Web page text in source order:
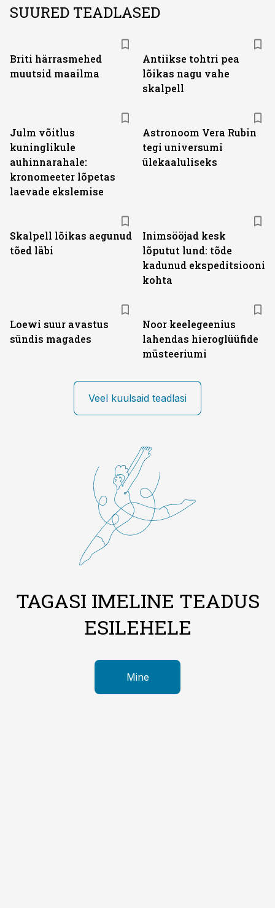
SUURED TEADLASED
Briti härrasmehed
muutsid maailma
Antiikse tohtri pea
lõikas nagu vahe
skalpell
Julm võitlus
kuninglikule
auhinnarahale:
kronomeeter lõpetas
laevade ekslemise
Astronoom Vera Rubin
tegi universumi
ülekaaluliseks
Skalpell lõikas aegunud
tõed läbi
Inimsööjad kesk
lõputut lund: tõde
kadunud ekspeditsiooni
kohta
Loewi suur avastus
sündis magades
Noor keelegeenius
lahendas hieroglüüfide
müsteeriumi
Veel kuulsaid teadlasi
TAGASI IMELINE TEADUS
ESILEHELE
Mine